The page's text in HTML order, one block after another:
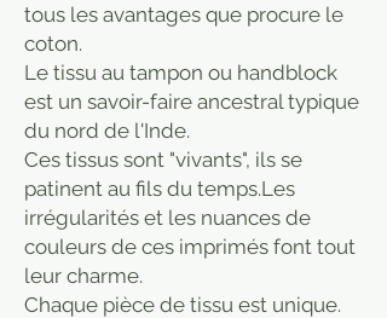
tous les avantages que procure le
coton.
Le tissu au tampon ou handblock
est un savoir-faire ancestral typique
du nord de l'Inde.
Ces tissus sont "vivants", ils se
patinent au fils du temps.Les
irrégularités et les nuances de
couleurs de ces imprimés font tout
leur charme.
​Chaque pièce de tissu est unique.